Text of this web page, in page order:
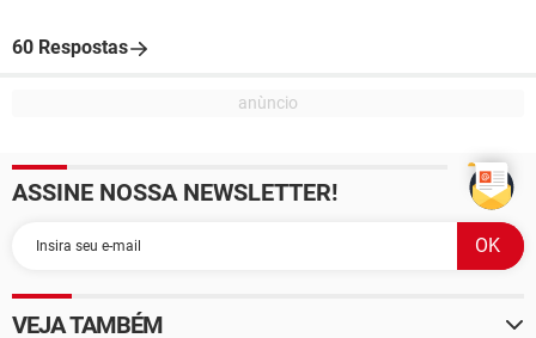
60 Respostas
ASSINE NOSSA NEWSLETTER!
VEJA TAMBÉM